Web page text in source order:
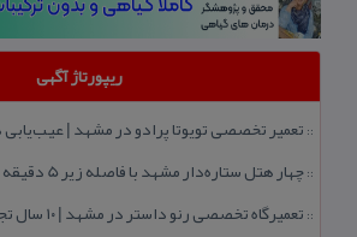
ریپورتاژ آگهی
:: تعمیر تخصصی تویوتا پرادو در مشهد | عیب‌یابی
::چهار هتل‌ ستاره‌دار مشهد با فاصله زیر 5 دقیقه تا حرم
:: تعمیرگاه تخصصی رنو داستر در مشهد | ۱۰ سال تجربه و امداد خودرو